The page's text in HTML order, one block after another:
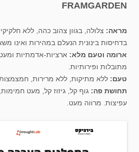
FRAMGARDEN
מראה: צלולה, בגוון צהוב כהה, ללא
בדחיסות בינונית הנעלם במהירות ואינו
ארומה וטעם מלא: ארציות-אדמתיות
מתובלות ופירותיות.
טעם: ללא מתיקות, ללא מרירות,
תחושת פה: גוף קל, גיזוז קל, מעט
עפיצות. מרווה מעט.